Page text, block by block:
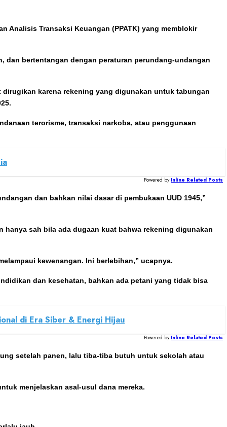
Analisis Transaksi Keuangan (PPATK) yang memblokir
dan bertentangan dengan peraturan perundang-undangan
dirugikan karena rekening yang digunakan untuk tabungan
terorisme, transaksi narkoba, atau penggunaan
Powered by Inline Related Posts
dan bahkan nilai dasar di pembukaan UUD 1945,”
hanya sah bila ada dugaan kuat bahwa rekening digunakan
kewenangan. Ini berlebihan,” ucapnya.
dan kesehatan, bahkan ada petani yang tidak bisa
di Era Siber & Energi Hijau
Powered by Inline Related Posts
setelah panen, lalu tiba-tiba butuh untuk sekolah atau
menjelaskan asal-usul dana mereka.